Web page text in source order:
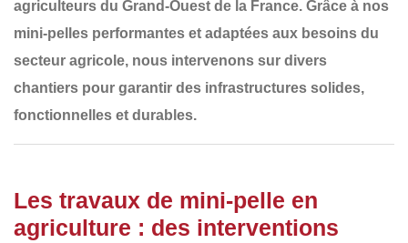
agriculteurs du Grand-Ouest de la France. Grâce à nos
mini-pelles performantes et adaptées aux besoins du
secteur agricole, nous intervenons sur divers
chantiers pour garantir des infrastructures solides,
fonctionnelles et durables.
Les travaux de mini-pelle en
agriculture : des interventions